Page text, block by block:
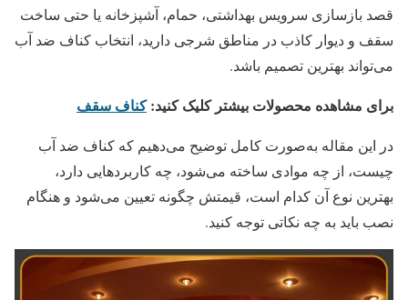
قصد بازسازی سرویس بهداشتی، حمام، آشپزخانه یا حتی ساخت
سقف و دیوار کاذب در مناطق شرجی دارید، انتخاب کناف ضد آب
می‌تواند بهترین تصمیم باشد.
برای مشاهده محصولات بیشتر کلیک کنید:کناف سقف
در این مقاله به‌صورت کامل توضیح می‌دهیم که کناف ضد آب
چیست، از چه موادی ساخته می‌شود، چه کاربردهایی دارد،
بهترین نوع آن کدام است، قیمتش چگونه تعیین می‌شود و هنگام
نصب باید به چه نکاتی توجه کنید.